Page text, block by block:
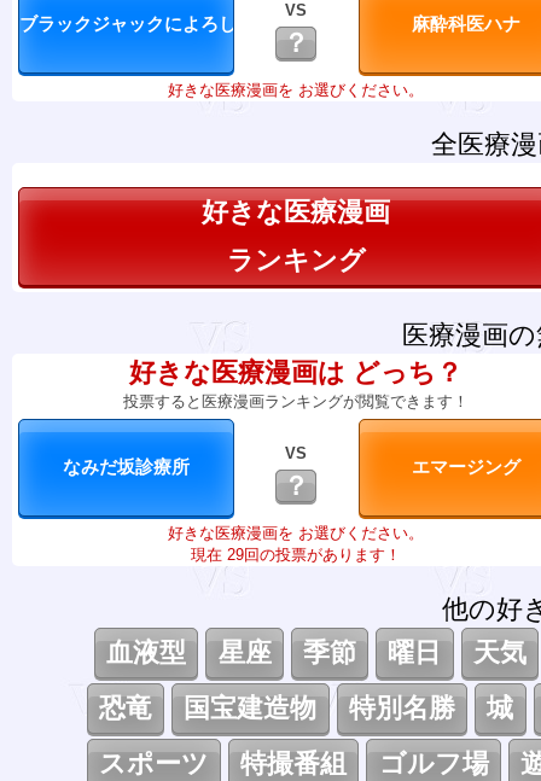
VS
？
好きな医療漫画を お選びください。
全医療
好きな医療漫画
ランキング
医療漫画
好きな医療漫画は どっち？
投票すると医療漫画ランキングが閲覧できます！
VS
？
好きな医療漫画を お選びください。
現在 29回の投票があります！
他の好
血液型
星座 季節 曜日
天気
恐竜
国宝建造物 特別名勝
城
スポーツ
特撮番組 ゴルフ場